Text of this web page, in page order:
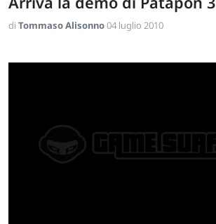
di Tommaso Alisonno04 luglio 2010